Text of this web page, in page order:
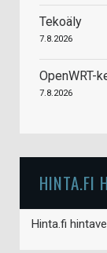
Tekoäly
7.8.2026
OpenWRT-
7.8.2026
HINTA.FI
Hinta.fi